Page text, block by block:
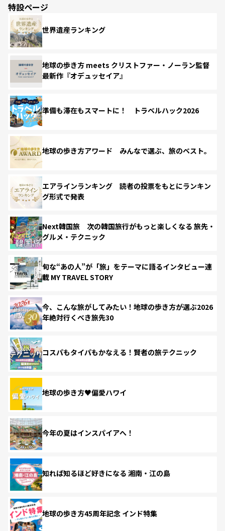
特設ページ
世界遺産ランキング
地球の歩き方 meets クリストファー・ノーラン監督
最新作『オデュッセイア』
準備も滞在もスマートに！ トラベルハック2026
地球の歩き方アワード みんなで選ぶ、旅のベスト。
エアラインランキング 読者の投票をもとにランキン
グ形式で発表
Next韓国旅 次の韓国旅行がもっと楽しくなる 旅先・
グルメ・テクニック
旬な“あの人”が「旅」をテーマに語るインタビュー連
載 MY TRAVEL STORY
今、こんな旅がしてみたい！地球の歩き方が選ぶ2026
年絶対行くべき旅先30
コスパもタイパもかなえる！賢者の旅テクニック
地球の歩き方♥偏愛ハワイ
今年の夏はインスパイアへ！
知れば知るほど好きになる 湘南・江の島
地球の歩き方45周年記念 インド特集